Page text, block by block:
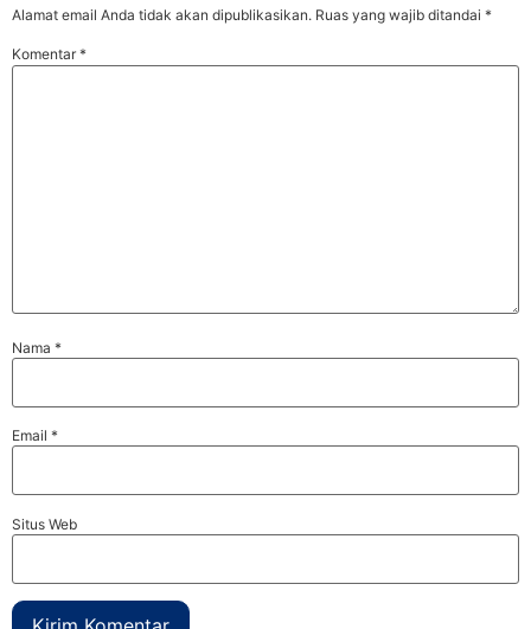
Alamat email Anda tidak akan dipublikasikan. Ruas yang wajib ditandai *
Komentar*
Nama *
Email *
Situs Web